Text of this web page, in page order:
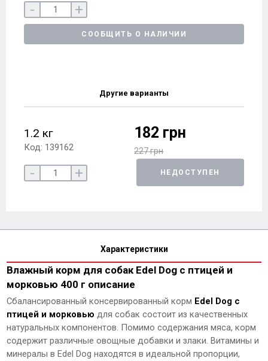
- +
СООБЩИТЬ О НАЛИЧИИ
Другие варианты
1.2 кг
Код: 139162
182 грн
227 грн
- + НЕДОСТУПЕН
Характеристики
Влажный корм для собак Edel Dog с птицей и
морковью 400 г описание
Сбалансированный консервированный корм Edel Dog с
птицей и морковью для собак состоит из качественных
натуральных компонентов. Помимо содержания мяса, корм
содержит различные овощные добавки и злаки. Витамины и
минералы в Edel Dog находятся в идеальной пропорции,